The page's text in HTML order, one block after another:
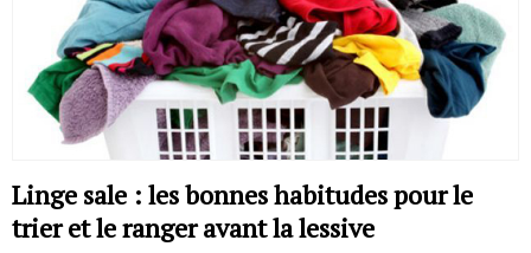
Linge sale : les bonnes habitudes pour le
trier et le ranger avant la lessive